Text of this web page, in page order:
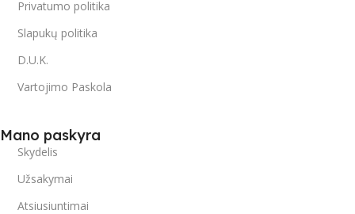
Privatumo politika
Slapukų politika
D.U.K.
Vartojimo Paskola
Mano paskyra
Skydelis
Užsakymai
Atsiusiuntimai